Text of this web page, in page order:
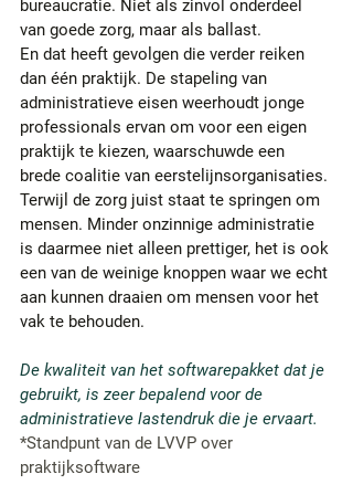
bureaucratie. Niet als zinvol onderdeel
van goede zorg, maar als ballast.
En dat heeft gevolgen die verder reiken
dan één praktijk. De stapeling van
administratieve eisen weerhoudt jonge
professionals ervan om voor een eigen
praktijk te kiezen, waarschuwde een
brede coalitie van eerstelijnsorganisaties.
Terwijl de zorg juist staat te springen om
mensen. Minder onzinnige administratie
is daarmee niet alleen prettiger, het is ook
een van de weinige knoppen waar we echt
aan kunnen draaien om mensen voor het
vak te behouden.
De kwaliteit van het softwarepakket dat je
gebruikt, is zeer bepalend voor de
administratieve lastendruk die je ervaart.
*Standpunt van de LVVP over
praktijksoftware